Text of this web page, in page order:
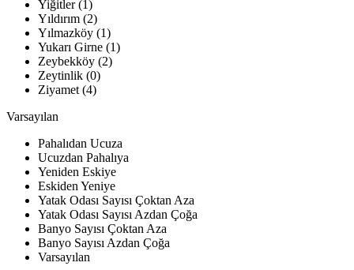
Yiğitler (1)
Yıldırım (2)
Yılmazköy (1)
Yukarı Girne (1)
Zeybekköy (2)
Zeytinlik (0)
Ziyamet (4)
Varsayılan
Pahalıdan Ucuza
Ucuzdan Pahalıya
Yeniden Eskiye
Eskiden Yeniye
Yatak Odası Sayısı Çoktan Aza
Yatak Odası Sayısı Azdan Çoğa
Banyo Sayısı Çoktan Aza
Banyo Sayısı Azdan Çoğa
Varsayılan